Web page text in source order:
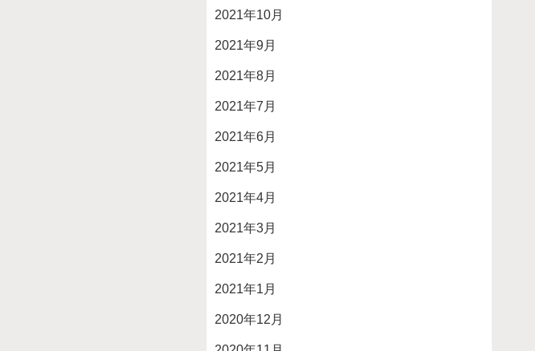
2021年10月
2021年9月
2021年8月
2021年7月
2021年6月
2021年5月
2021年4月
2021年3月
2021年2月
2021年1月
2020年12月